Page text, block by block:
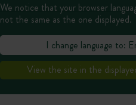
We notice that your browser
not the same as the one displayed.
I change language to:
View the site in the